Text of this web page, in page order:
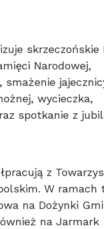
skrzeczońskie
Narodowej,
wycieczka,
spotkanie z
z
W ramach
na Dożynki
na Jarmark